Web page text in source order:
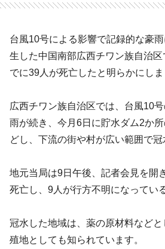
台風10号による影響で記録的な豪
生した中国南部広西チワン族自治区
でに39人が死亡したと明らかにしま
広西チワン族自治区では、台風10
雨が続き、今月6日に貯水ダム2か
どし、下流の街や村が広い範囲で冠
地元当局は9日午後、記者会見を開
死亡し、9人が行方不明になってい
冠水した地域は、薬の原材料など
殖地としても知られています。